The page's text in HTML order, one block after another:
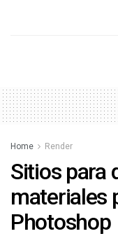
Home Render
Sitios para
materiales
Photoshop